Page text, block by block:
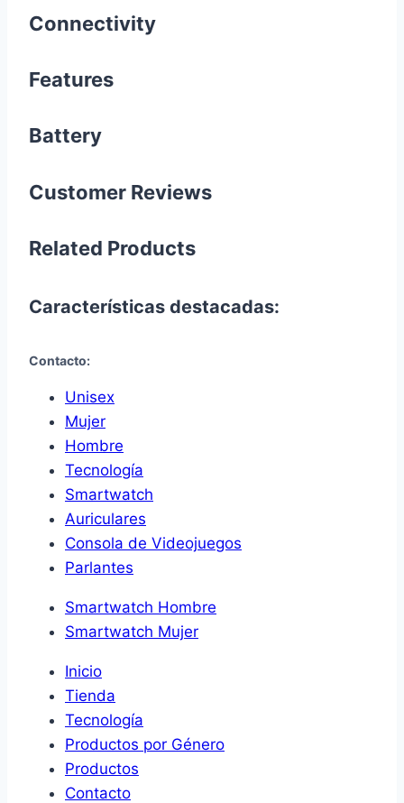
Connectivity
Features
Battery
Customer Reviews
Related Products
Características destacadas:
Contacto:
Unisex
Mujer
Hombre
Tecnología
Smartwatch
Auriculares
Consola de Videojuegos
Parlantes
Smartwatch Hombre
Smartwatch Mujer
Inicio
Tienda
Tecnología
Productos por Género
Productos
Contacto